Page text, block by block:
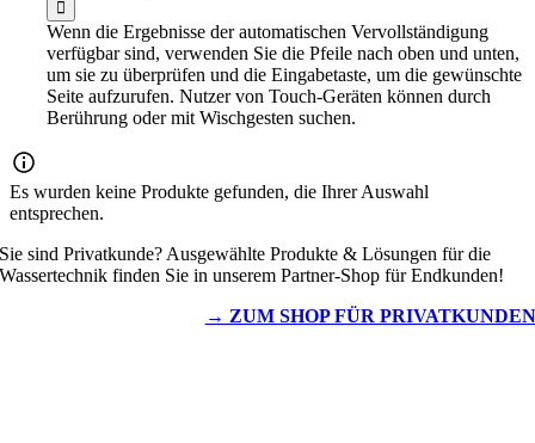
Wenn die Ergebnisse der automatischen Vervollständigung
verfügbar sind, verwenden Sie die Pfeile nach oben und unten,
um sie zu überprüfen und die Eingabetaste, um die gewünschte
Seite aufzurufen. Nutzer von Touch-Geräten können durch
Berührung oder mit Wischgesten suchen.
Es wurden keine Produkte gefunden, die Ihrer Auswahl
entsprechen.
Sie sind Privatkunde? Ausgewählte Produkte & Lösungen für die
Wassertechnik finden Sie in unserem Partner-Shop für Endkunden!
→ ZUM SHOP FÜR PRIVATKUNDEN